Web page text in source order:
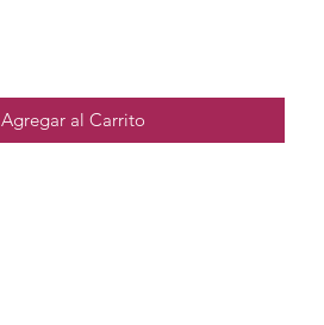
Agregar al Carrito